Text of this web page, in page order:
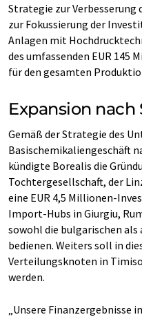
Strategie zur
zur Fokussierung der
Anlagen mit
des umfassenden EUR
für den gesamten
Expansion
Gemäß der Strategie des
Basischemikaliengeschäft
kündigte Borealis die
Tochtergesellschaft, der
eine EUR 4,5 Millionen-
Import-Hubs in Giurgiu,
sowohl die bulgarischen als
bedienen. Weiters soll in
Verteilungsknoten in
werden.
„Unsere Finanzergebnisse